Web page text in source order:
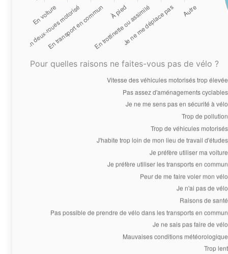
Pour quelles raisons ne faites-vous pas de vélo ?